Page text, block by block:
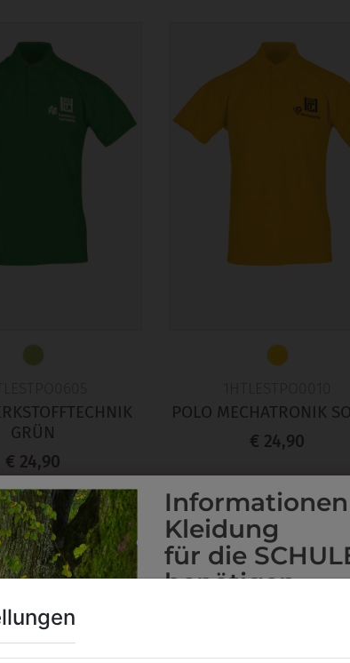
GRÜN
€ 24,90
POLO MECHATRONIK
€ 24,90
Kleidung
für die
benötigen
AnprobeVorort im